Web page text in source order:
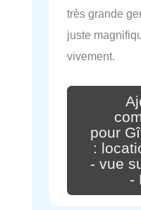
très grande
juste
vivement.
pour
:
- vue
-